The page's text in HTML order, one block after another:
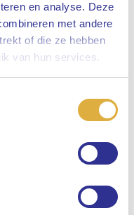
en analyse. Deze
met andere
of die ze hebben
van hun services.
Sluiten